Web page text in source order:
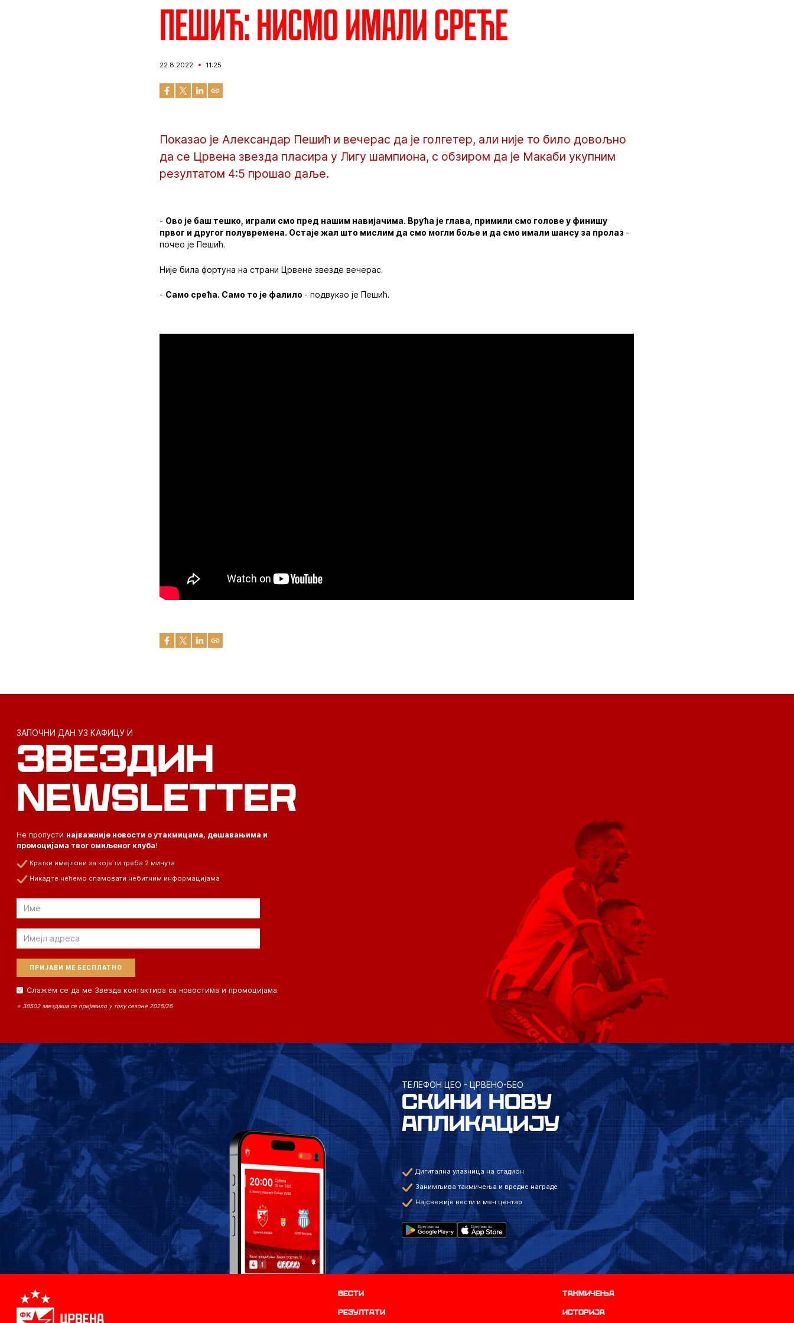
Пешић: Нисмо имали среће
22.8.2022 11:25
Показао је Александар Пешић и вечерас да је голгетер, али није то било довољно
да се Црвена звезда пласира у Лигу шампиона, с обзиром да је Макаби укупним
резултатом 4:5 прошао даље.
- Ово је баш тешко, играли смо пред нашим навијачима. Врућа је глава, примили смо голове у финишу
првог и другог полувремена. Остаје жал што мислим да смо могли боље и да смо имали шансу за пролаз -
почео је Пешић.
Није била фортуна на страни Црвене звезде вечерас.
- Само срећа. Само то је фалило - подвукао је Пешић.
ЗАПОЧНИ ДАН УЗ КАФИЦУ И
ЗВЕЗДИН
NEWSLETTER
Не пропусти најважније новости о утакмицама, дешавањима и
промоцијама твог омиљеног клуба!
Кратки имејлови за које ти треба 2 минута
Никад те нећемо спамовати небитним информацијама
Email
Email
Слажем се да ме Звезда контактира са новостима и промоцијама
⭐ 38502 звездаша се пријавило у току сезоне 2025/26
ТЕЛЕФОН ЦЕО - ЦРВЕНО-БЕО
СКИНИ НОВУ
АПЛИКАЦИЈУ
Дигитална улазница на стадион
Занимљива такмичења и вредне награде
Најсвежије вести и меч центар
Вести Такмичења
резултати историја